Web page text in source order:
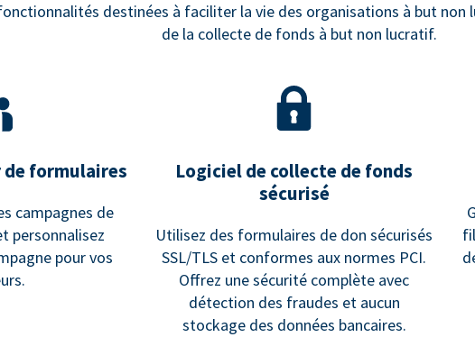
destinées à faciliter la vie des organisations à but non
de la collecte de fonds à but non lucratif.
formulaires
campagnes de
personnalisez
pour vos
Logiciel de collecte de fonds
sécurisé
Utilisez des formulaires de don sécurisés
SSL/TLS et conformes aux normes PCI.
Offrez une sécurité complète avec
détection des fraudes et aucun
stockage des données bancaires.